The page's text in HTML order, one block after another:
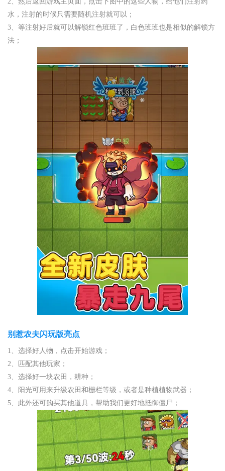
水，注射的时候只需要随机注射就可以；
3、等注射好后就可以解锁红色班班了，白色班班也是相似的解锁方
法；
别惹农夫闪玩版亮点
1、选择好人物，点击开始游戏；
2、匹配其他玩家；
3、选择好一块农田，耕种；
4、阳光可用来升级农田和栅栏等级，或者是种植植物武器；
5、此外还可购买其他道具，帮助我们更好地抵御僵尸；